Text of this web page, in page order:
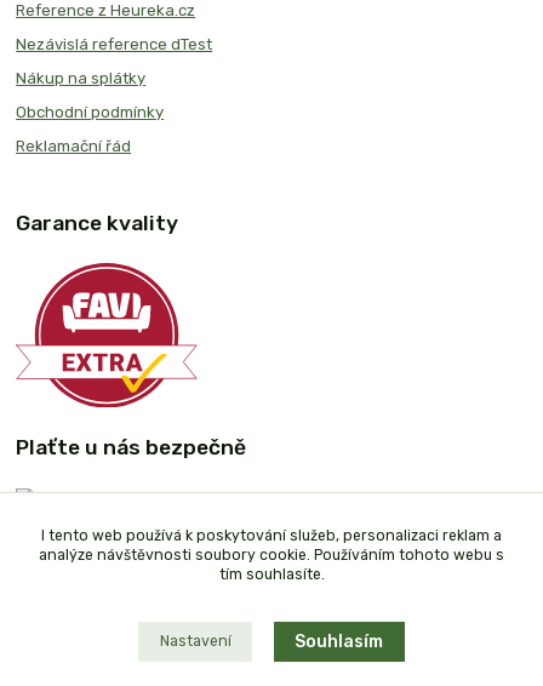
Reference z Heureka.cz
Nezávislá reference dTest
Nákup na splátky
Obchodní podmínky
Reklamační řád
Garance kvality
Plaťte u nás bezpečně
I tento web používá k poskytování služeb, personalizaci reklam a
analýze návštěvnosti soubory cookie. Používáním tohoto webu s
tím souhlasíte.
Nastavení Souhlasím